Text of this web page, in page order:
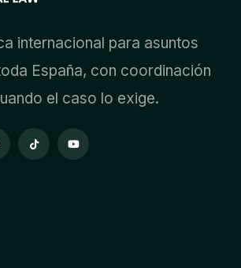
internacional para asuntos
España, con coordinación
el caso lo exige.